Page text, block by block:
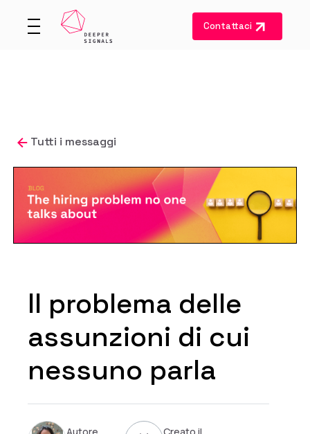
Contattaci
Tutti i messaggi
Il problema delle
assunzioni di cui
nessuno parla
Autore Creato il